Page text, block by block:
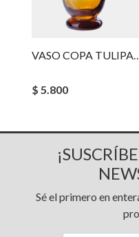
VASO COPA
$ 5.800
Sé el primero en